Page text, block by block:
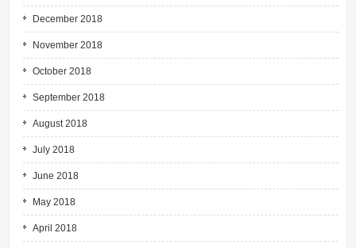
December 2018
November 2018
October 2018
September 2018
August 2018
July 2018
June 2018
May 2018
April 2018